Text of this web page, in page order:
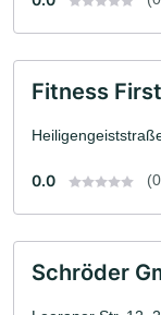
Fitness
0.0
Schröder